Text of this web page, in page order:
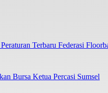
Terbaru Federasi
Bursa Ketua Percasi Sumsel